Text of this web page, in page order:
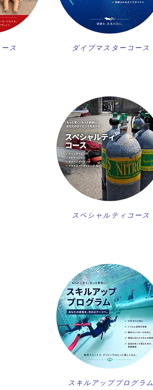
ス ダイブマスターコース
スペシャルティコース
スキルアッププログラム